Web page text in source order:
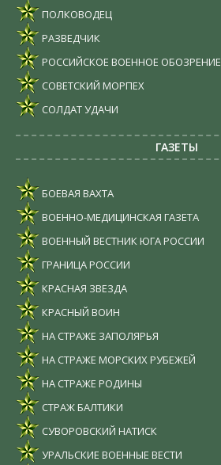
ПОЛКОВОДЕЦ
РАЗВЕДЧИК
РОССИЙСКОЕ ВОЕННОЕ ОБОЗРЕНИЕ
СОВЕТСКИЙ МОРПЕХ
СОЛДАТ УДАЧИ
ГАЗЕТЫ
БОЕВАЯ ВАХТА
ВОЕННО-МЕДИЦИНСКАЯ ГАЗЕТА
ВОЕННЫЙ ВЕСТНИК ЮГА РОССИИ
ГРАНИЦА РОССИИ
КРАСНАЯ ЗВЕЗДА
КРАСНЫЙ ВОИН
НА СТРАЖЕ ЗАПОЛЯРЬЯ
НА СТРАЖЕ МОРСКИХ РУБЕЖЕЙ
НА СТРАЖЕ РОДИНЫ
СТРАЖ БАЛТИКИ
СУВОРОВСКИЙ НАТИСК
УРАЛЬСКИЕ ВОЕННЫЕ ВЕСТИ